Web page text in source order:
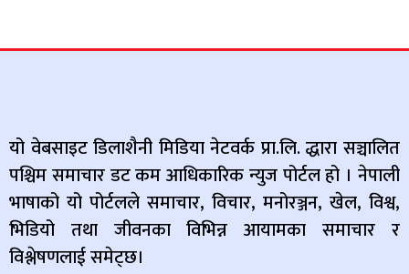
यो वेबसाइट डिलाशैनी मिडिया नेटवर्क प्रा.लि. द्धारा सञ्चालित
पश्चिम समाचार डट कम आधिकारिक न्युज पोर्टल हो । नेपाली
भाषाको यो पोर्टलले समाचार, विचार, मनोरञ्जन, खेल, विश्व,
भिडियो तथा जीवनका विभिन्न आयामका समाचार र
विश्लेषणलाई समेट्छ।